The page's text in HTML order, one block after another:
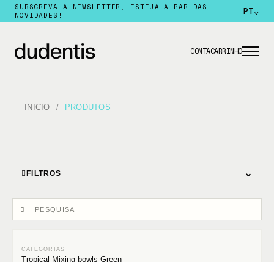
SUBSCREVA A NEWSLETTER, ESTEJA A PAR DAS
NOVIDADES!
PT⌄
CONTACARRINHO
INICIO PRODUTOS
FILTROS ⌄
Tropical Mixing bowls Green